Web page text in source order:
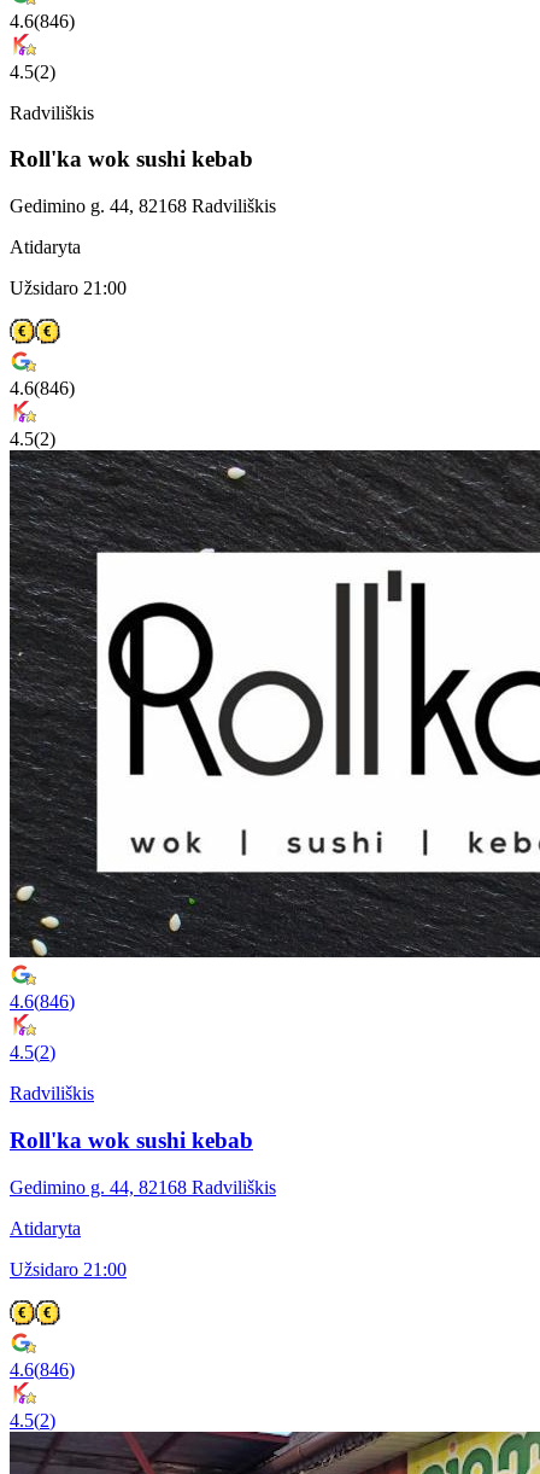
4.6(846)
4.5(2)
Radviliškis
Roll'ka wok sushi kebab
Gedimino g. 44, 82168 Radviliškis
Atidaryta
Užsidaro 21:00
4.6(846)
4.5(2)
4.6(846)
4.5(2)
Radviliškis
Roll'ka wok sushi kebab
Gedimino g. 44, 82168 Radviliškis
Atidaryta
Užsidaro 21:00
4.6(846)
4.5(2)